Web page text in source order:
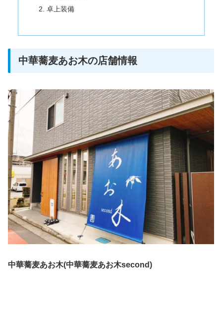
卓上装備
中華蕎麦あお木の店舗情報
中華蕎麦あお木(中華蕎麦あお木second)